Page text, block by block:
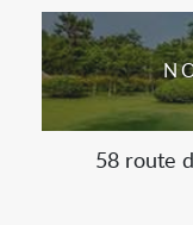
58 route